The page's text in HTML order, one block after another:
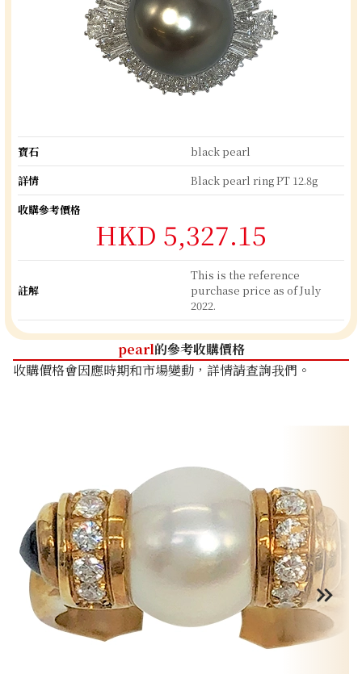
寶石
black pearl
詳情
Black pearl ring PT 12.8g
收購參考價格
HKD 5,327.15
註解
This is the reference
purchase price as of July
2022.
pearl的參考收購價格
收購價格會因應時期和市場變動，詳情請查詢我們。